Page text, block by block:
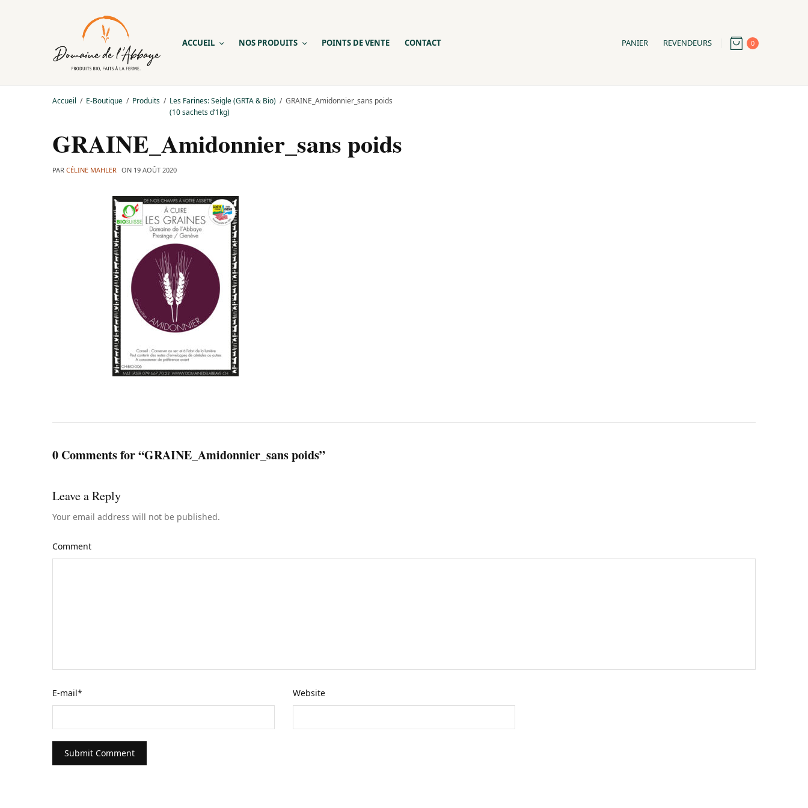
ACCUEIL NOS PRODUITS POINTS DE VENTE CONTACT PANIER REVENDEURS 0
Accueil E-Boutique Produits
Les Farines: Seigle (GRTA & Bio)
(10 sachets d’1kg)
GRAINE_Amidonnier_sans poids
GRAINE_Amidonnier_sans poids
PAR CÉLINE MAHLER ON 19 AOÛT 2020
0 Comments for “GRAINE_Amidonnier_sans poids”
Leave a Reply
Your email address will not be published.
Comment
E-mail* Website